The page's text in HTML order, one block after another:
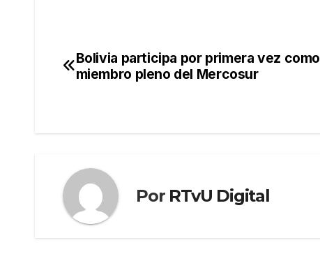
Navegación
Bolivia participa por primera vez como
miembro pleno del Mercosur
Por RTvU Digital